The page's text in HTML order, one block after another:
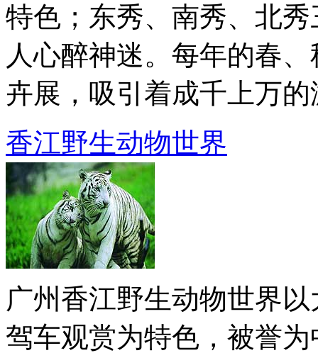
特色；东秀、南秀、北
人心醉神迷。每年的春
卉展，吸引着成千上万
香江野生动物世界
广州香江野生动物世界
驾车观赏为特色，被誉